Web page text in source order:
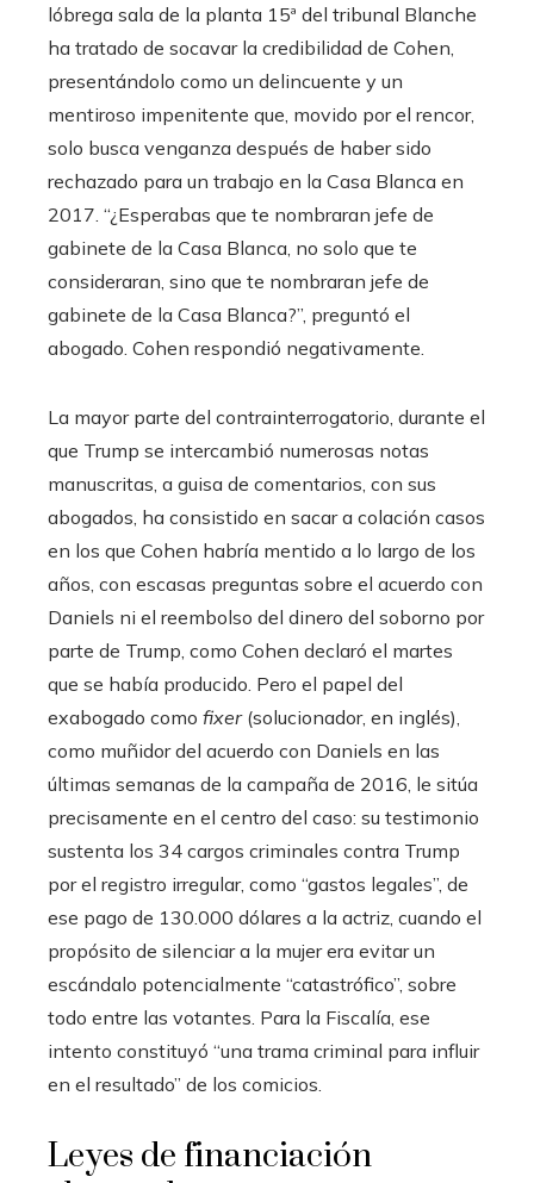
lóbrega sala de la planta 15ª del tribunal Blanche
ha tratado de socavar la credibilidad de Cohen,
presentándolo como un delincuente y un
mentiroso impenitente que, movido por el rencor,
solo busca venganza después de haber sido
rechazado para un trabajo en la Casa Blanca en
2017. “¿Esperabas que te nombraran jefe de
gabinete de la Casa Blanca, no solo que te
consideraran, sino que te nombraran jefe de
gabinete de la Casa Blanca?”, preguntó el
abogado. Cohen respondió negativamente.
La mayor parte del contrainterrogatorio, durante el
que Trump se intercambió numerosas notas
manuscritas, a guisa de comentarios, con sus
abogados, ha consistido en sacar a colación casos
en los que Cohen habría mentido a lo largo de los
años, con escasas preguntas sobre el acuerdo con
Daniels ni el reembolso del dinero del soborno por
parte de Trump, como Cohen declaró el martes
que se había producido. Pero el papel del
exabogado como fixer(solucionador, en inglés),
como muñidor del acuerdo con Daniels en las
últimas semanas de la campaña de 2016, le sitúa
precisamente en el centro del caso: su testimonio
sustenta los 34 cargos criminales contra Trump
por el registro irregular, como “gastos legales”, de
ese pago de 130.000 dólares a la actriz, cuando el
propósito de silenciar a la mujer era evitar un
escándalo potencialmente “catastrófico”, sobre
todo entre las votantes. Para la Fiscalía, ese
intento constituyó “una trama criminal para influir
en el resultado” de los comicios.
Leyes de financiación